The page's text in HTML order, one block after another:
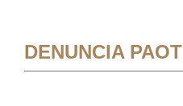
DENUNCIA PAOT